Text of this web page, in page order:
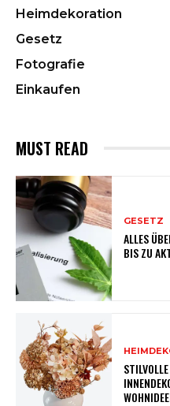
Heimdekoration
Gesetz
Fotografie
Einkaufen
MUST READ
GESETZ
ALLES
BIS ZU